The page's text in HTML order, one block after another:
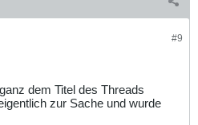
#9
dem Titel des Threads
zur Sache und wurde